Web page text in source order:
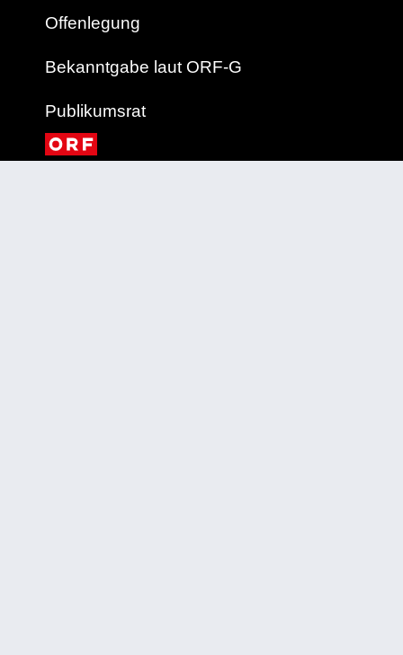
Offenlegung
Bekanntgabe laut ORF-G
Publikumsrat